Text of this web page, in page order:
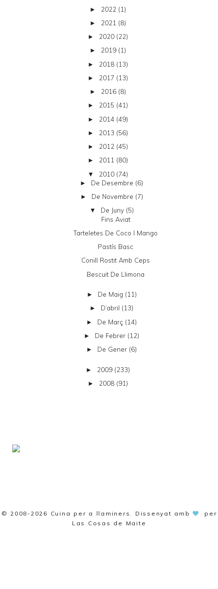
► 2022 (1)
► 2021 (8)
► 2020 (22)
► 2019 (1)
► 2018 (13)
► 2017 (13)
► 2016 (8)
► 2015 (41)
► 2014 (49)
► 2013 (56)
► 2012 (45)
► 2011 (80)
▼ 2010 (74)
► De Desembre (6)
► De Novembre (7)
▼ De Juny (5)
Fins Aviat
Tarteletes De Coco I Mango
Pastís Basc
Conill Rostit Amb Ceps
Bescuit De Llimona
► De Maig (11)
► D’abril (13)
► De Març (14)
► De Febrer (12)
► De Gener (6)
► 2009 (233)
► 2008 (91)
© 2008-2026 Cuina per a llaminers . Dissenyat amb
per
Las Cosas de Maite